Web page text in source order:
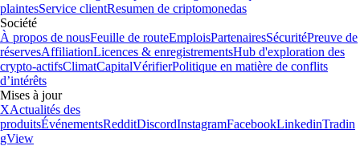
plaintesService clientResumen de criptomonedas
Société
À propos de nousFeuille de routeEmploisPartenairesSécuritéPreuve de
réservesAffiliationLicences & enregistrementsHub d'exploration des
crypto-actifsClimatCapitalVérifierPolitique en matière de conflits
d’intérêts
Mises à jour
XActualités des
produitsÉvénementsRedditDiscordInstagramFacebookLinkedinTradin
gView